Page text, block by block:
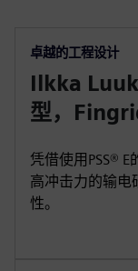
卓越的工程设计
Ilkka
型，
凭借使用PSS®
高冲击力的输电
性。